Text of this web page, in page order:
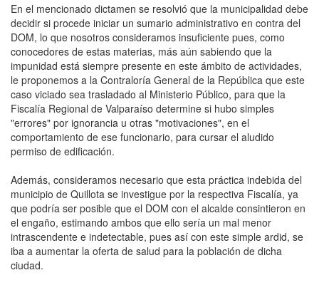
En el mencionado dictamen se resolvió que la municipalidad debe
decidir si procede iniciar un sumario administrativo en contra del
DOM, lo que nosotros consideramos insuficiente pues, como
conocedores de estas materias, más aún sabiendo que la
impunidad está siempre presente en este ámbito de actividades,
le proponemos a la Contraloría General de la República que este
caso viciado sea trasladado al Ministerio Público, para que la
Fiscalía Regional de Valparaíso determine si hubo simples
"errores" por ignorancia u otras "motivaciones", en el
comportamiento de ese funcionario, para cursar el aludido
permiso de edificación.
Además, consideramos necesario que esta práctica indebida del
municipio de Quillota se investigue por la respectiva Fiscalía, ya
que podría ser posible que el DOM con el alcalde consintieron en
el engaño, estimando ambos que ello sería un mal menor
intrascendente e indetectable, pues así con este simple ardid, se
iba a aumentar la oferta de salud para la población de dicha
ciudad.